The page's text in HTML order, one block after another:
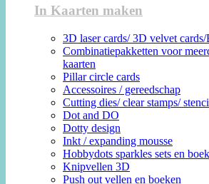
In Kaarten maken
3D laser cards/ 3D velvet
Combinatiepakketten voor
kaarten
Pillar circle cards
Accessoires / gereedschap
Cutting dies/ clear stamps/
Dot and DO
Dotty design
Inkt / expanding mousse
Hobbydots sparkles sets en
Knipvellen 3D
Push out vellen en boeken